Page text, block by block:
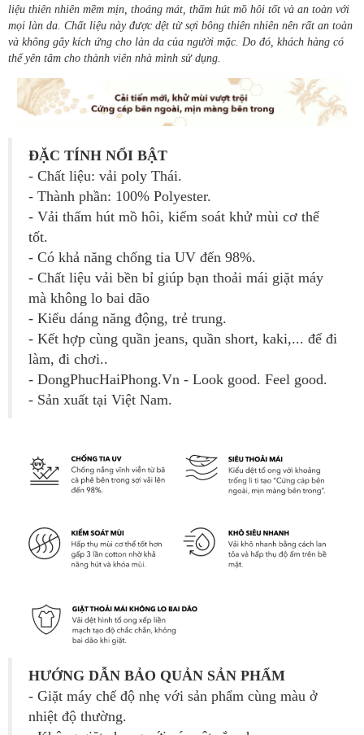
liệu thiên nhiên mềm mịn, thoáng mát, thấm hút mồ hôi tốt và an toàn với
mọi làn da. Chất liệu này được dệt từ sợi bông thiên nhiên nên rất an toàn
và không gây kích ứng cho làn da của người mặc. Do đó, khách hàng có
thể yên tâm cho thành viên nhà mình sử dụng.
ĐẶC TÍNH NỔI BẬT
- Chất liệu: vải poly Thái.
- Thành phần: 100% Polyester.
- Vải thấm hút mồ hôi, kiểm soát khử mùi cơ thể
tốt.
- Có khả năng chống tia UV đến 98%.
- Chất liệu vải bền bỉ giúp bạn thoải mái giặt máy
mà không lo bai dão
- Kiểu dáng năng động, trẻ trung.
- Kết hợp cùng quần jeans, quần short, kaki,... để đi
làm, đi chơi..
- DongPhucHaiPhong.Vn - Look good. Feel good.
- Sản xuất tại Việt Nam.
HƯỚNG DẪN BẢO QUẢN SẢN PHẨM
- Giặt máy chế độ nhẹ với sản phẩm cùng màu ở
nhiệt độ thường.